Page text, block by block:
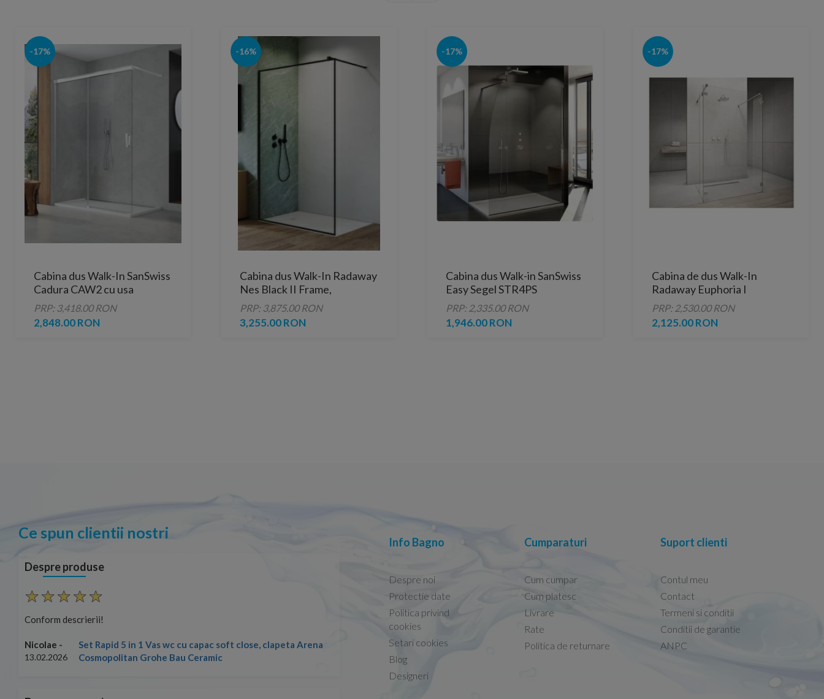
-17%
Cabina dus Walk-In SanSwiss
Cadura CAW2 cu usa
culisanta 160 x H200 cm
PRP: 3,418.00 RON
2,848.00 RON
-16%
Cabina dus Walk-In Radaway
Nes Black II Frame,
100xH200 cm
PRP: 3,875.00 RON
3,255.00 RON
-17%
Cabina dus Walk-in SanSwiss
Easy Segel STR4PS
100xH200 cm
PRP: 2,335.00 RON
1,946.00 RON
-17%
Cabina de dus Walk-In
Radaway Euphoria I
120X200 cm, sticla
transparenta (perete frontal
W4)
PRP: 2,530.00 RON
2,125.00 RON
Ce spun clientii nostri
Despre produse
Conform descrierii!
Nicolae -
13.02.2026
Set Rapid 5 in 1 Vas wc cu capac soft close, clapeta Arena
Cosmopolitan Grohe Bau Ceramic
Conform descrierii!
13.02.2026
Capacele Grohe sunt de bună calitate și se
Marius -08.02.2026
Info Bagno
Despre noi
Protectie date
Politica privind
cookies
Setari cookies
Blog
Designeri
Cumparaturi
Cum cumpar
Cum platesc
Livrare
Rate
Politica de returnare
Suport clienti
Contul meu
Contact
Termeni si conditii
Conditii de garantie
ANPC